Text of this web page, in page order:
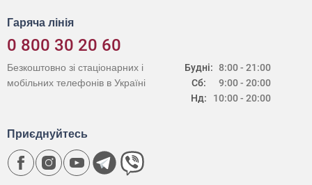
Гаряча лінія
0 800 30 20 60
Будні:
Сб:
Нд:
8:00 - 21:00
9:00 - 20:00
10:00 - 20:00
Безкоштовно зі стаціонарних і
мобільних телефонів в Україні
Приєднуйтесь